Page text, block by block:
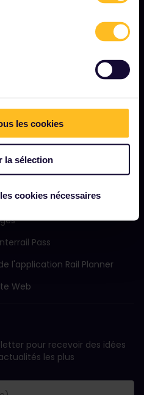
les cookies
la sélection
cookies nécessaires
Pass
l'application Rail Planner
Web
pour recevoir des idées
les plus